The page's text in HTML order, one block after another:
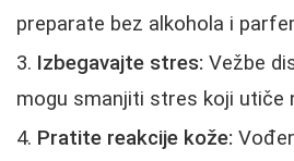
preparate bez alkohola i
Izbegavajte stres: Vežbe
mogu smanjiti stres koji utiče
Pratite reakcije kože: